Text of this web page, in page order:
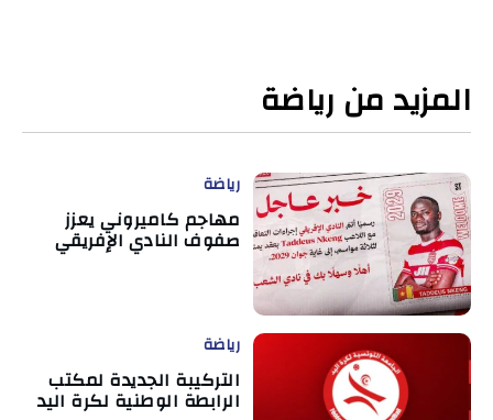
المزيد من رياضة
رياضة
مهاجم كاميروني يعزز
صفوف النادي الإفريقي
رياضة
التركيبة الجديدة لمكتب
الرابطة الوطنية لكرة اليد